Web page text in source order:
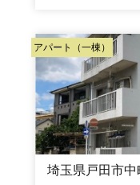
アパート（一棟）
埼玉県戸田市